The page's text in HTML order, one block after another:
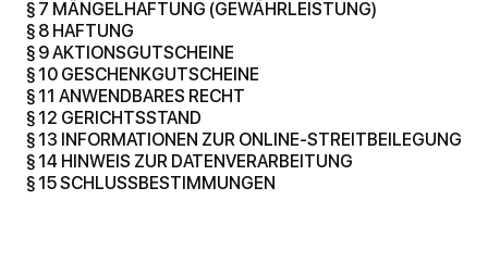
§ 7 MÄNGELHAFTUNG (GEWÄHRLEISTUNG)
§ 8 HAFTUNG
§ 9 AKTIONSGUTSCHEINE
§ 10 GESCHENKGUTSCHEINE
§ 11 ANWENDBARES RECHT
§ 12 GERICHTSSTAND
§ 13 INFORMATIONEN ZUR ONLINE-STREITBEILEGUNG
§ 14 HINWEIS ZUR DATENVERARBEITUNG
§ 15 SCHLUSSBESTIMMUNGEN